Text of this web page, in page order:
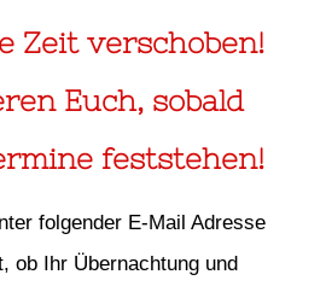
Zeit verschoben!
Euch, sobald
feststehen!
folgender E-Mail Adresse
ob Ihr Übernachtung und